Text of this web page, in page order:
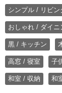
シンプル / リビン
おしゃれ / ダイニ
黒 / キッチン
高窓 / 寝室 子
和室 / 収納 和